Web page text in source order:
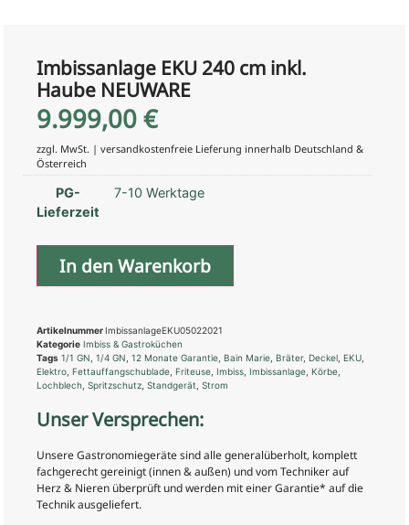
Imbissanlage EKU 240 cm inkl.
Haube NEUWARE
9.999,00€
zzgl. MwSt. | versandkostenfreie Lieferung innerhalb Deutschland &
Österreich
PG-
Lieferzeit
7-10 Werktage
In den Warenkorb
Artikelnummer ImbissanlageEKU05022021
Kategorie Imbiss & Gastroküchen
Tags 1/1 GN 1/4 GN 12 Monate Garantie, Bain Marie, Bräter, Deckel, EKU,
Elektro, Fettauffangschublade, Friteuse, Imbiss, Imbissanlage, Körbe,
Lochblech, Spritzschutz, Standgerät Strom
Unser Versprechen:
Unsere Gastronomiegeräte sind alle generalüberholt, komplett
fachgerecht gereinigt (innen & außen) und vom Techniker auf
Herz & Nieren überprüft und werden mit einer Garantie* auf die
Technik ausgeliefert.